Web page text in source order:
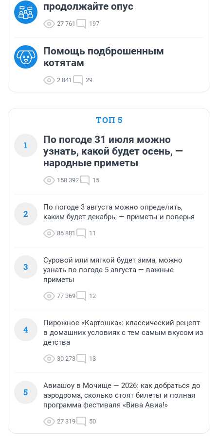
продолжайте опус
27 761 197
Помощь подброшенным
котятам
2 841 29
ТОП 5
1
По погоде 31 июля можно
узнать, какой будет осень, —
народные приметы
158 392 15
2
По погоде 3 августа можно определить,
каким будет декабрь, — приметы и поверья
86 881 11
3
Суровой или мягкой будет зима, можно
узнать по погоде 5 августа — важные
приметы
77 369 12
4
Пирожное «Картошка»: классический рецепт
в домашних условиях с тем самым вкусом из
детства
30 273 13
5
Авиашоу в Мочище — 2026: как добраться до
аэродрома, сколько стоят билеты и полная
программа фестиваля «Вива Авиа!»
27 319 50